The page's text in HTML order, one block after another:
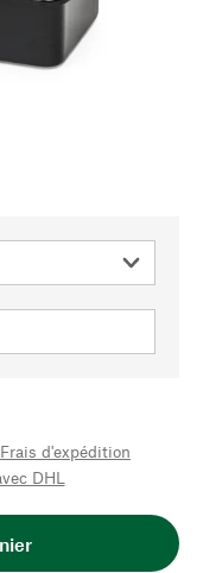
Frais d'expédition
DHL